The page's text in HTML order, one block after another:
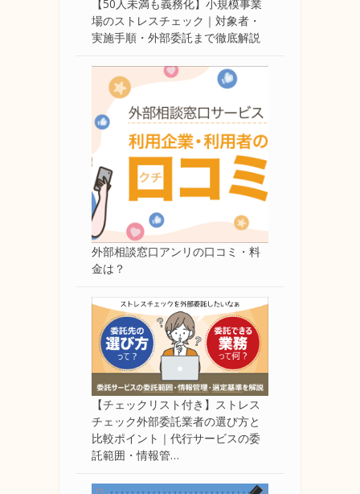
【50人未満も義務化】小規模事業
場のストレスチェック｜対象者・
実施手順・外部委託まで徹底解説
外部相談窓口アンリの口コミ・料
金は？
【チェックリスト付き】ストレス
チェック外部委託業者の選び方と
比較ポイント｜代行サービスの委
託範囲・情報管…